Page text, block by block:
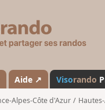
s
a
n
d
Aide ↗ Visorando
Alpes-Côte d'Azur